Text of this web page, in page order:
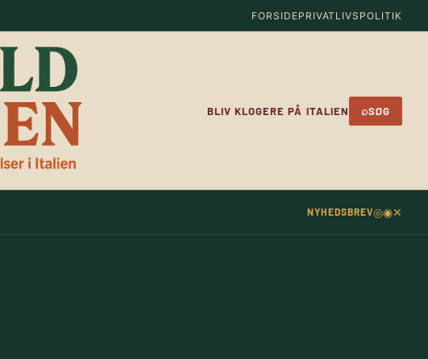
FORSIDEPRIVATLIVSPOLITIK
BLIV KLOGERE PÅ ITALIEN ⌕SØG
NYHEDSBREV◎◉✕